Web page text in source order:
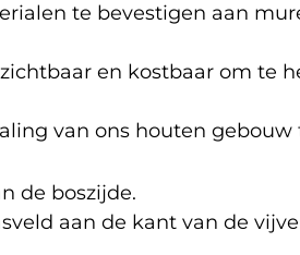
te bevestigen aan
en kostbaar om te
van ons houten gebouw
de boszijde.
aan de kant van de